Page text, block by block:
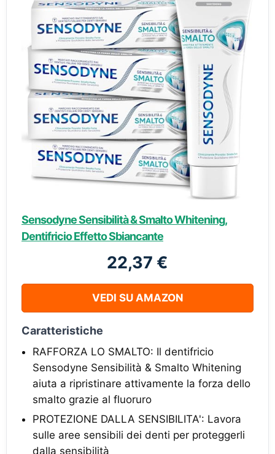
Sensodyne Sensibilità & Smalto Whitening,
Dentifricio Effetto Sbiancante
22,37 €
VEDI SU AMAZON
Caratteristiche
RAFFORZA LO SMALTO: Il dentifricio
Sensodyne Sensibilità & Smalto Whitening
aiuta a ripristinare attivamente la forza dello
smalto grazie al fluoruro
PROTEZIONE DALLA SENSIBILITA': Lavora
sulle aree sensibili dei denti per proteggerli
dalla sensibilità